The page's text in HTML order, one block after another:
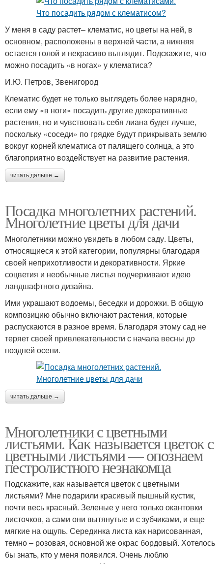
У меня в саду растет– клематис, но цветы на ней, в
основном, расположены в верхней части, а нижняя
остается голой и некрасиво выглядит. Подскажите, что
можно посадить «в ногах» у клематиса?
И.Ю. Петров, Звенигород
Клематис будет не только выглядеть более нарядно,
если ему «в ноги» посадить другие декоративные
растения, но и чувствовать себя лиана будет лучше,
поскольку «соседи» по грядке будут прикрывать землю
вокруг корней клематиса от палящего солнца, а это
благоприятно воздействует на развитие растения.
читать дальше →
Посадка многолетних растений.
Многолетние цветы для дачи
Многолетники можно увидеть в любом саду. Цветы,
относящиеся к этой категории, популярны благодаря
своей неприхотливости и декоративности. Яркие
соцветия и необычные листья подчеркивают идею
ландшафтного дизайна.
Ими украшают водоемы, беседки и дорожки. В общую
композицию обычно включают растения, которые
распускаются в разное время. Благодаря этому сад не
теряет своей привлекательности с начала весны до
поздней осени.
читать дальше →
Многолетники с цветными
листьями. Как называется цветок с
цветными листьями — опознаем
пестролистного незнакомца
Подскажите, как называется цветок с цветными
листьями? Мне подарили красивый пышный кустик,
почти весь красный. Зеленые у него только окантовки
листочков, а сами они вытянутые и с зубчиками, и еще
мягкие на ощупь. Серединка листа как нарисованная,
темно – розовая, основной же окрас бордовый. Хотелось
бы знать, кто у меня появился. Очень люблю